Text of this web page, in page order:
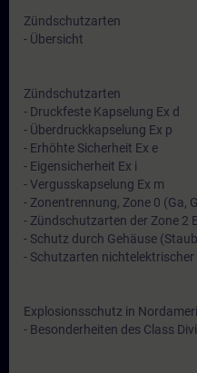
Zündschutzarten
- Übersicht
Zündschutzarten
- Druckfeste Kapselung Ex d
- Überdruckkapselung Ex p
- Erhöhte Sicherheit Ex e
- Eigensicherheit Ex i
- Vergusskapselung Ex m
- Zonentrennung, Zone 0 (Ga,
- Zündschutzarten der Zone 2
- Schutz durch Gehäuse
- Schutzarten nichtelektrischer
Explosionsschutz in
- Besonderheiten des Class